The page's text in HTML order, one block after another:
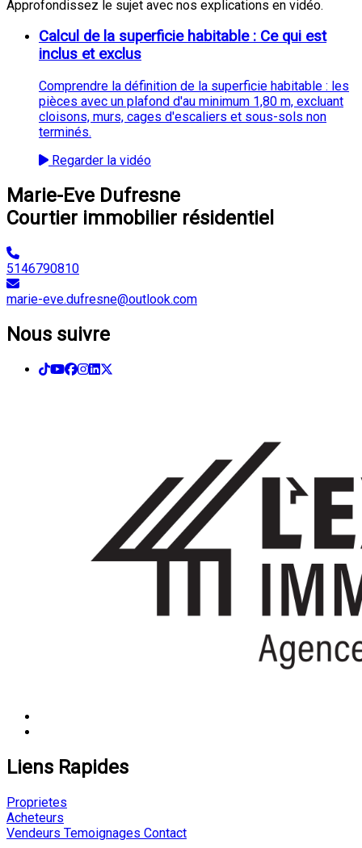
Approfondissez le sujet avec nos explications en vidéo.
Calcul de la superficie habitable : Ce qui est
inclus et exclus
Comprendre la définition de la superficie habitable : les
pièces avec un plafond d'au minimum 1,80 m, excluant
cloisons, murs, cages d'escaliers et sous-sols non
terminés.
Regarder la vidéo
Marie-Eve Dufresne
Courtier immobilier résidentiel
5146790810
marie-eve.dufresne@outlook.com
Nous suivre
Liens Rapides
Proprietes
Acheteurs
Vendeurs Temoignages Contact